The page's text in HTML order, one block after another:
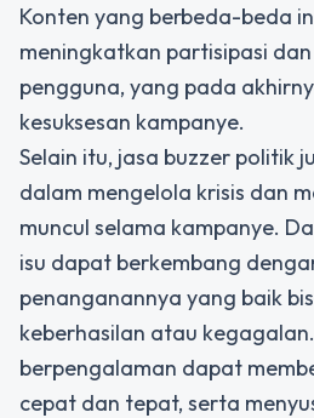
Konten yang berbeda-beda
meningkatkan partisipasi
pengguna, yang pada
kesuksesan kampanye.
Selain itu, jasa buzzer politik
dalam mengelola krisis dan
muncul selama kampanye.
isu dapat berkembang
penanganannya yang baik
keberhasilan atau
berpengalaman dapat
cepat dan tepat, serta